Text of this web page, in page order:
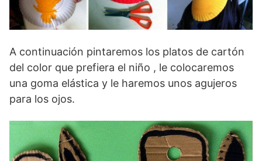
A continuación pintaremos los platos de cartón
del color que prefiera el niño , le colocaremos
una goma elástica y le haremos unos agujeros
para los ojos.